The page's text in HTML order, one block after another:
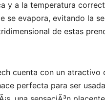
y a la temperatura
evapora, evitando la
de estas
cuenta con un
perfecta para ser